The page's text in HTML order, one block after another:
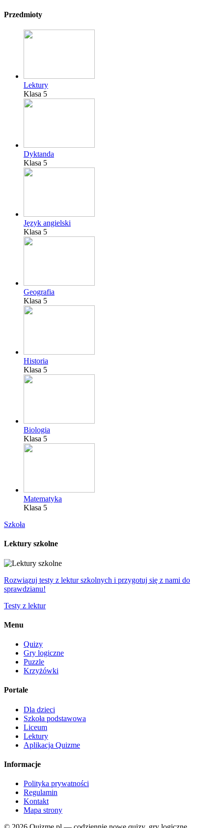
Przedmioty
Lektury
Klasa 5
Dyktanda
Klasa 5
Język angielski
Klasa 5
Geografia
Klasa 5
Historia
Klasa 5
Biologia
Klasa 5
Matematyka
Klasa 5
Szkoła
Lektury szkolne
Rozwiązuj testy z lektur szkolnych i przygotuj się z nami do
sprawdzianu!
Testy z lektur
Menu
Quizy
Gry logiczne
Puzzle
Krzyżówki
Portale
Dla dzieci
Szkoła podstawowa
Liceum
Lektury
Aplikacja Quizme
Informacje
Polityka prywatności
Regulamin
Kontakt
Mapa strony